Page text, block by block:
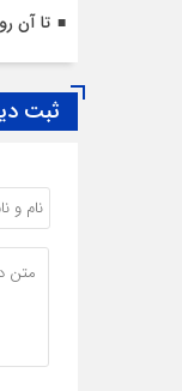
تا آن
ثبت